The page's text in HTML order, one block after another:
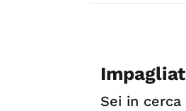
Sei in